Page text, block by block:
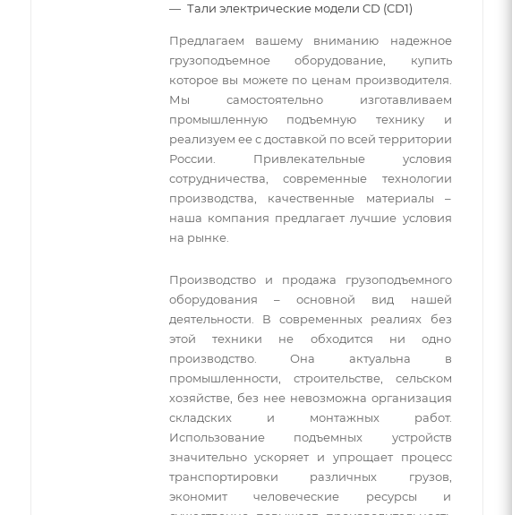
Тали электрические модели CD (CD1)
Предлагаем вашему вниманию надежное
грузоподъемное оборудование, купить
которое вы можете по ценам производителя.
Мы самостоятельно изготавливаем
промышленную подъемную технику и
реализуем ее с доставкой по всей территории
России. Привлекательные условия
сотрудничества, современные технологии
производства, качественные материалы –
наша компания предлагает лучшие условия
на рынке.
Производство и продажа грузоподъемного
оборудования – основной вид нашей
деятельности. В современных реалиях без
этой техники не обходится ни одно
производство. Она актуальна в
промышленности, строительстве, сельском
хозяйстве, без нее невозможна организация
складских и монтажных работ.
Использование подъемных устройств
значительно ускоряет и упрощает процесс
транспортировки различных грузов,
экономит человеческие ресурсы и